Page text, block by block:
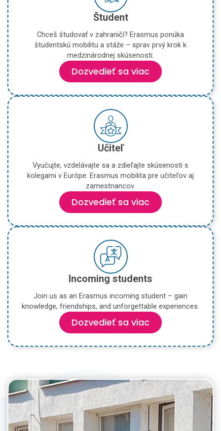
Študent
Chceš študovať v zahraničí? Erasmus ponúka
študentskú mobilitu a stáže – sprav prvý krok k
medzinárodnej skúsenosti.
Dozvedieť sa viac
Učiteľ
Vyučujte, vzdelávajte sa a zdieľajte skúsenosti s
kolegami v Európe. Erasmus mobilita pre učiteľov aj
zamestnancov.
Dozvedieť sa viac
Incoming students
Join us as an Erasmus incoming student – gain
knowledge, friendships, and unforgettable experiences.
Dozvedieť sa viac